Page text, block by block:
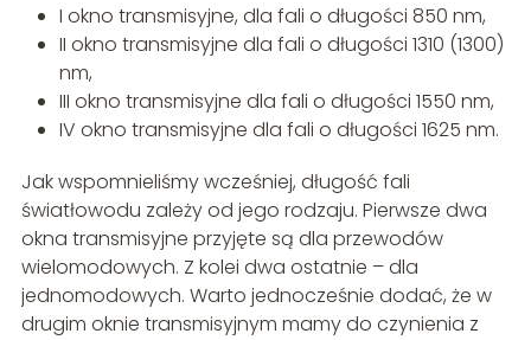
I okno transmisyjne, dla fali o długości 850 nm,
II okno transmisyjne dla fali o długości 1310 (1300)
nm,
III okno transmisyjne dla fali o długości 1550 nm,
IV okno transmisyjne dla fali o długości 1625 nm.
Jak wspomnieliśmy wcześniej, długość fali
światłowodu zależy od jego rodzaju. Pierwsze dwa
okna transmisyjne przyjęte są dla przewodów
wielomodowych. Z kolei dwa ostatnie – dla
jednomodowych. Warto jednocześnie dodać, że w
drugim oknie transmisyjnym mamy do czynienia z